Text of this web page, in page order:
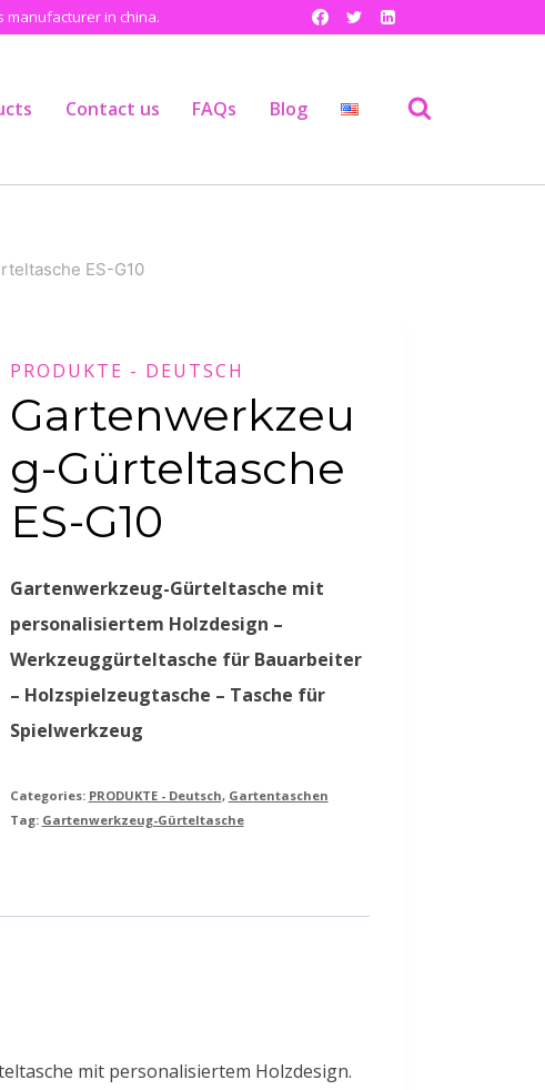
manufacturer in china.
Contact us FAQs Blog
ES-G10
PRODUKTE - DEUTSCH
Gartenwerkzeu
g-Gürteltasche
ES-G10
Gartenwerkzeug-Gürteltasche mit
personalisiertem Holzdesign –
Werkzeuggürteltasche für Bauarbeiter
– Holzspielzeugtasche – Tasche für
Spielwerkzeug
Categories: PRODUKTE - Deutsch, Gartentaschen
Tag: Gartenwerkzeug-Gürteltasche
mit personalisiertem Holzdesign.